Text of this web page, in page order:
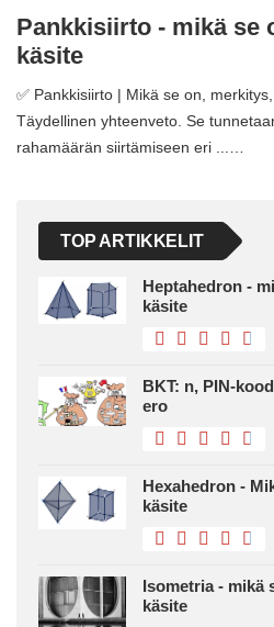
Pankkisiirto - mikä se
käsite
✅ Pankkisiirto | Mikä se on,
Täydellinen yhteenveto. Se
rahamäärän siirtämiseen eri ...…
TOP ARTIKKELIT
Heptahedron -
käsite
BKT: n, PIN-
ero
Hexahedron -
käsite
Isometria - mikä
käsite